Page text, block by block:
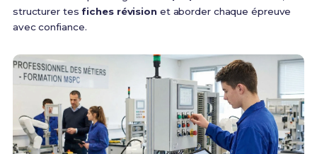
structurer tesfiches révisionet aborder chaque épreuve
avec confiance.